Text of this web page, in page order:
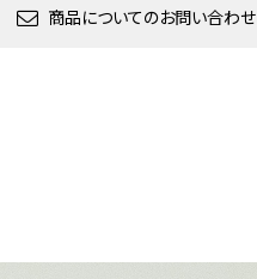
商品についてのお問い合わせ